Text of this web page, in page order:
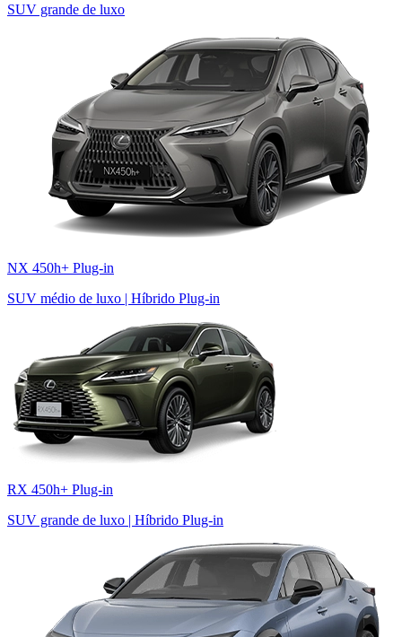
SUV grande de luxo
NX 450h+ Plug-in
SUV médio de luxo | Híbrido Plug-in
RX 450h+ Plug-in
SUV grande de luxo | Híbrido Plug-in